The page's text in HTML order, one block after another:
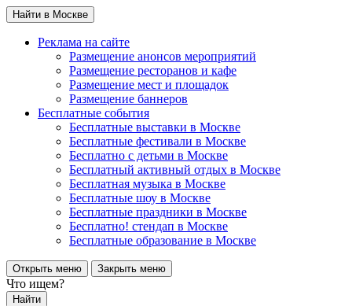
Найти в Москве
Реклама на сайте
Размещение анонсов мероприятий
Размещение ресторанов и кафе
Размещение мест и площадок
Размещение баннеров
Бесплатные события
Бесплатные выставки в Москве
Бесплатные фестивали в Москве
Бесплатно с детьми в Москве
Бесплатный активный отдых в Москве
Бесплатная музыка в Москве
Бесплатные шоу в Москве
Бесплатные праздники в Москве
Бесплатно! стендап в Москве
Бесплатные образование в Москве
Открыть меню Закрыть меню
Что ищем?
Найти